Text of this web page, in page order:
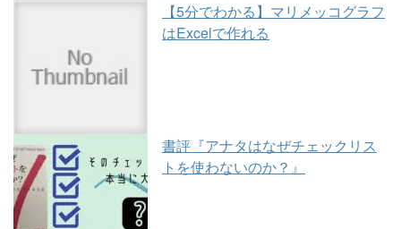
【5分でわかる】マリメッコグラフ
はExcelで作れる
書評『アナタはなぜチェックリス
トを使わないのか？』